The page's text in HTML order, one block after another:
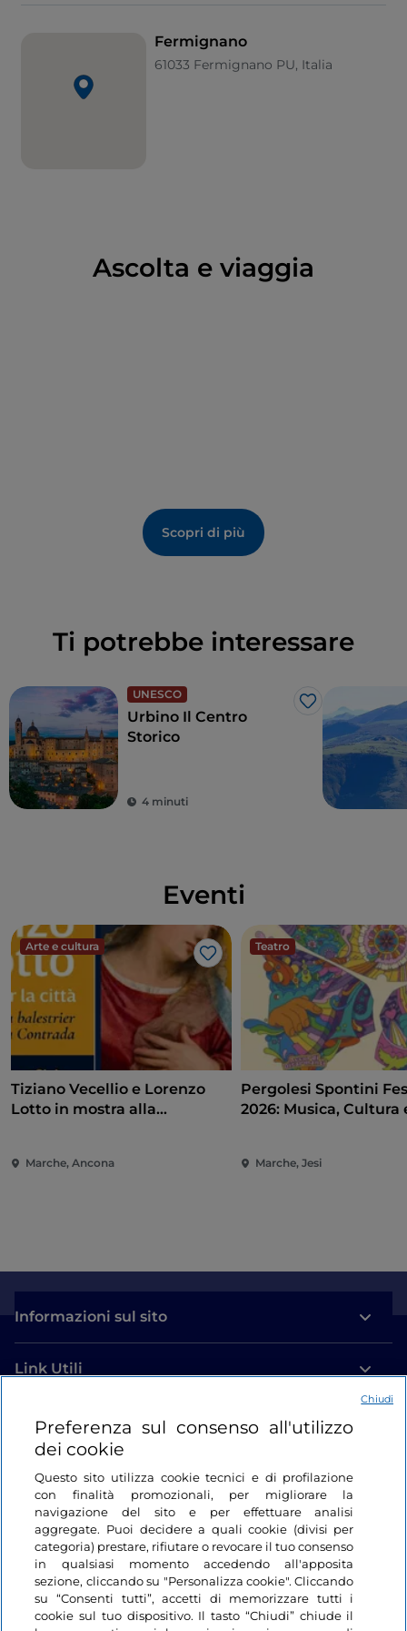
rievocazioni che raccontano la storia di un borgo
Fermignano
61033 Fermignano PU, Italia
Ascolta e viaggia
Scopri di più
Ti potrebbe interessare
UNESCO
Like
Urbino Il Centro
Storico
4 minuti
Eventi
Arte e cultura
Like
Tiziano Vecellio e Lorenzo
Lotto in mostra alla
Marche, Ancona
Teatro
Pergolesi Spontini
2026: Musica, Cultura
Marche, Jesi
Informazioni sul sito
Link Utili
Login
Restiamo in contatto
Preferenza sul consenso all'utilizzo
dei cookie
Questo sito utilizza cookie tecnici e di profilazione
con finalità promozionali, per migliorare la
navigazione del sito e per effettuare analisi
aggregate. Puoi decidere a quali cookie (divisi per
categoria) prestare, rifiutare o revocare il tuo consenso
in qualsiasi momento accedendo all'apposita
sezione, cliccando su "Personalizza cookie". Cliccando
su “Consenti tutti”, accetti di memorizzare tutti i
cookie sul tuo dispositivo. Il tasto “Chiudi” chiude il
Chiudi